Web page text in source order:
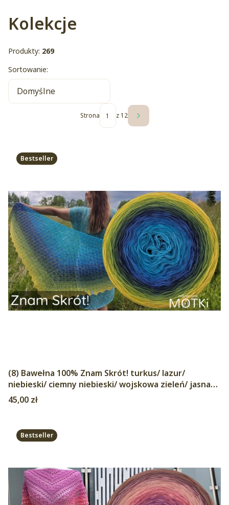
Kolekcje
Produkty: 269
Lista produktów
Sortowanie:
Domyślne
Strona z 12 Następne produkty
Bestseller
(8) Bawełna 100% Znam Skrót! turkus/ lazur/
niebieski/ ciemny niebieski/ wojskowa zieleń/ jasna
wojskowa zieleń/ trawa cytrynowa/ kurkuma
Cena
45,00 zł
Bestseller